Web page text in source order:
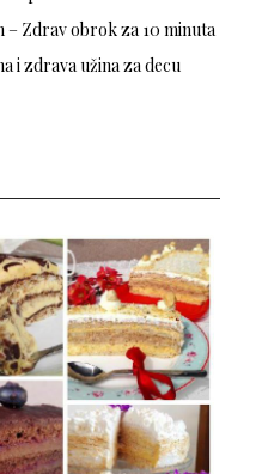
– Zdrav obrok za 10 minuta
i zdrava užina za decu